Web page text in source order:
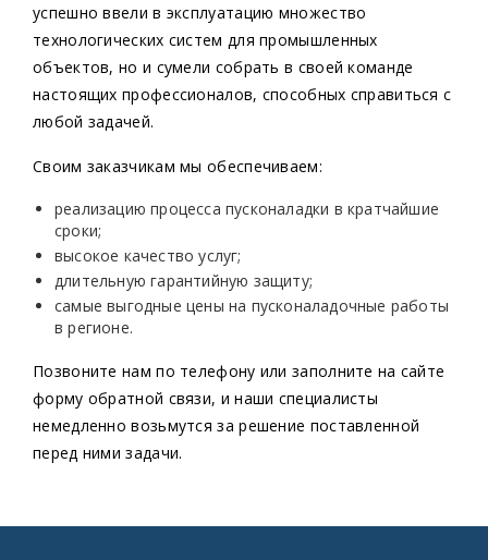
успешно ввели в эксплуатацию множество
технологических систем для промышленных
объектов, но и сумели собрать в своей команде
настоящих профессионалов, способных справиться с
любой задачей.
Своим заказчикам мы обеспечиваем:
реализацию процесса пусконаладки в кратчайшие
сроки;
высокое качество услуг;
длительную гарантийную защиту;
самые выгодные цены на пусконаладочные работы
в регионе.
Позвоните нам по телефону или заполните на сайте
форму обратной связи, и наши специалисты
немедленно возьмутся за решение поставленной
перед ними задачи.